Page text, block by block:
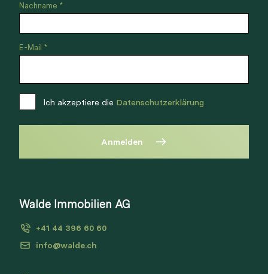
erstellen.
Login
Walde Immobilien AG
+41 44 396 60 60
info@walde.ch
Nachname *
E-Mail *
Ich akzeptiere die Datenschutzerklärung
Anmelden
Via Link